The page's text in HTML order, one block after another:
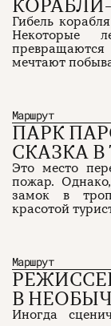
Гибель
Некоторые
мечтают
Маршрут
ПАРК
СКАЗКА
Это место
пожар.
замок в
красотой
Маршрут
В
Иногда